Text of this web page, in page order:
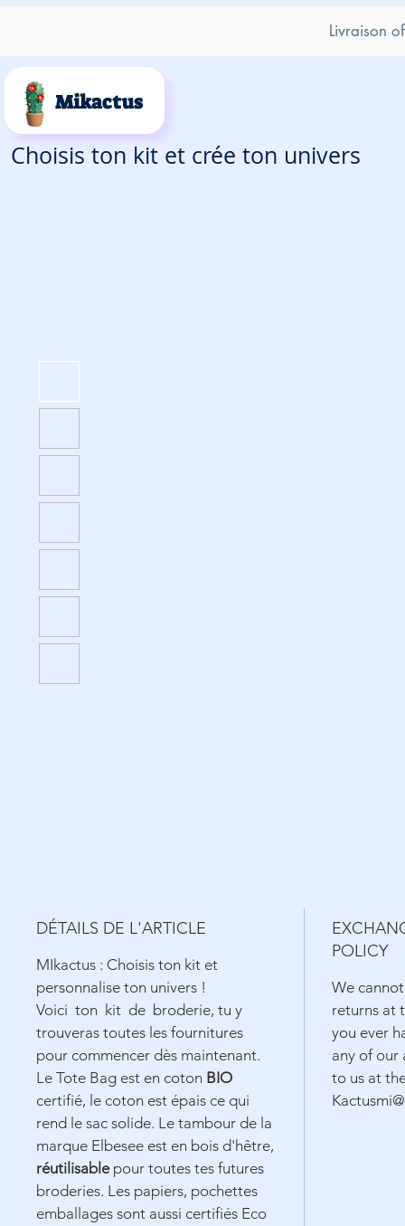
Livraison
Mikactus
Choisis ton kit et crée ton univers
DÉTAILS DE L'ARTICLE
MIkactus : Choisis ton kit et
personnalise ton univers !
Voici ton kit de broderie, tu y
trouveras toutes les fournitures
pour commencer dès maintenant.
Le Tote Bag est en coton BIO
certifié, le coton est épais ce qui
rend le sac solide. Le tambour de la
marque Elbesee est en bois d'hêtre,
réutilisablepour toutes tes futures
broderies. Les papiers, pochettes
emballages sont aussi certifiés Eco
POLICY
We
returns at
you ever
any of our
to us at